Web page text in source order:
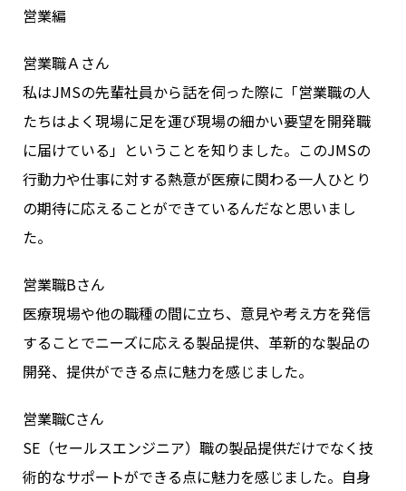
営業編
営業職Ａさん
私はJMSの先輩社員から話を伺った際に「営業職の人
たちはよく現場に足を運び現場の細かい要望を開発職
に届けている」ということを知りました。このJMSの
行動力や仕事に対する熱意が医療に関わる一人ひとり
の期待に応えることができているんだなと思いまし
た。
営業職Bさん
医療現場や他の職種の間に立ち、意見や考え方を発信
することでニーズに応える製品提供、革新的な製品の
開発、提供ができる点に魅力を感じました。
営業職Cさん
SE（セールスエンジニア）職の製品提供だけでなく技
術的なサポートができる点に魅力を感じました。自身